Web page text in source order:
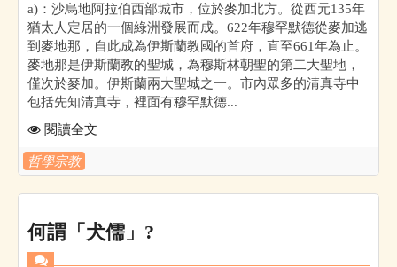
a)：沙烏地阿拉伯西部城市，位於麥加北方。從西元135年
猶太人定居的一個綠洲發展而成。622年穆罕默德從麥加逃
到麥地那，自此成為伊斯蘭教國的首府，直至661年為止。
麥地那是伊斯蘭教的聖城，為穆斯林朝聖的第二大聖地，
僅次於麥加。伊斯蘭兩大聖城之一。市內眾多的清真寺中
包括先知清真寺，裡面有穆罕默德...
閱讀全文
哲學宗教
何謂「犬儒」?